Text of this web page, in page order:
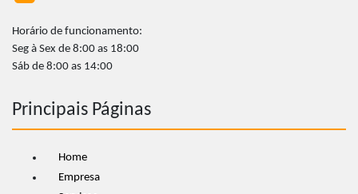
Horário de funcionamento:
Seg à Sex de 8:00 as 18:00
Sáb de 8:00 as 14:00
Principais Páginas
Home
Empresa